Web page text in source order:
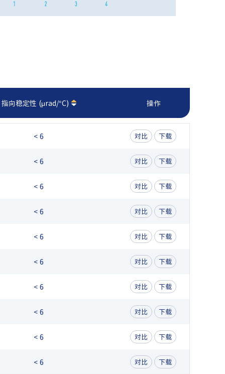
指向稳定性 (μrad/°C) 操作
< 6 对比 下载
< 6 对比 下载
< 6 对比 下载
< 6 对比 下载
< 6 对比 下载
< 6 对比 下载
< 6 对比 下载
< 6 对比 下载
< 6 对比 下载
< 6 对比 下载